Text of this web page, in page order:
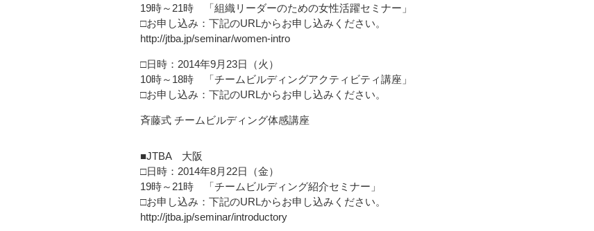
19時～21時 「組織リーダーのための女性活躍セミナー」
□お申し込み：下記のURLからお申し込みください。
http://jtba.jp/seminar/women-intro
□日時：2014年9月23日（火）
10時～18時 「チームビルディングアクティビティ講座」
□お申し込み：下記のURLからお申し込みください。
斉藤式 チームビルディング体感講座
■JTBA 大阪
□日時：2014年8月22日（金）
19時～21時 「チームビルディング紹介セミナー」
□お申し込み：下記のURLからお申し込みください。
http://jtba.jp/seminar/introductory